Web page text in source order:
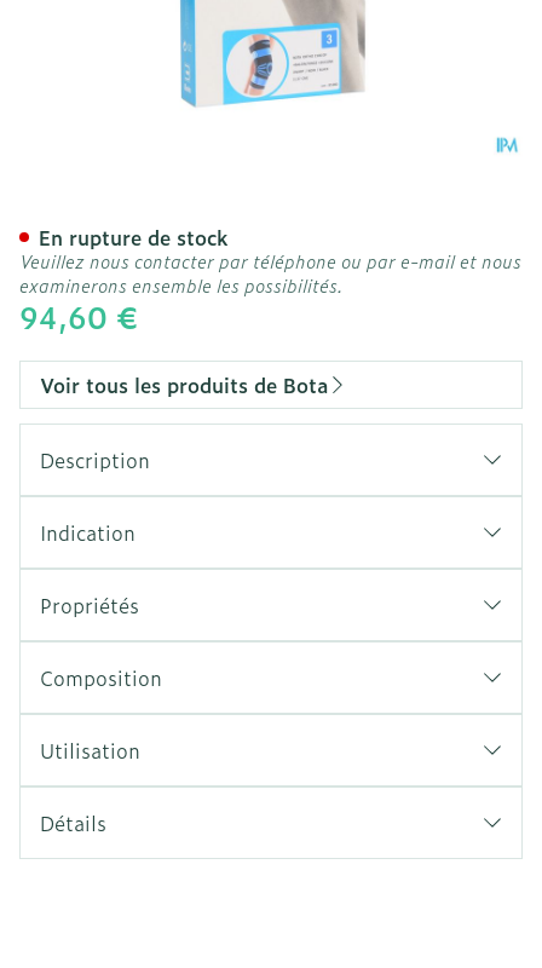
94,60 €
En rupture de stock
Veuillez nous contacter par téléphone ou par e-mail et nous
examinerons ensemble les possibilités.
Voir tous les produits de Bota
Description
Indication
Propriétés
Composition
Utilisation
Détails